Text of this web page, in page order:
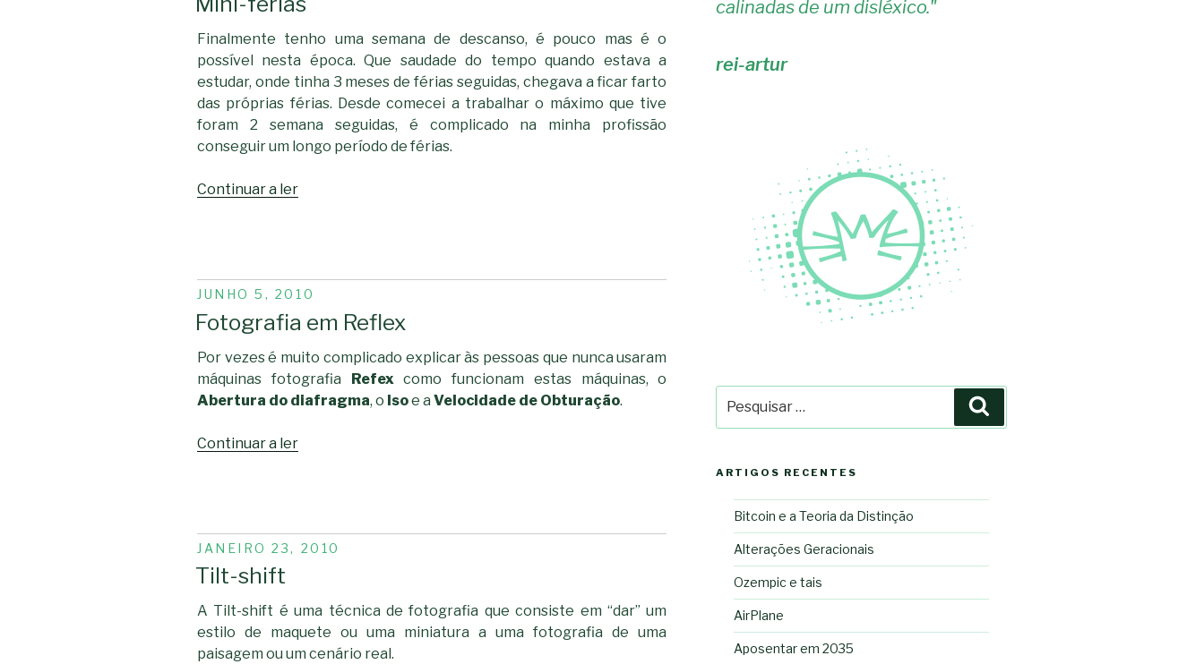
Finalmente tenho uma semana de descanso, é pouco mas é o
possível nesta época. Que saudade do tempo quando estava a
estudar, onde tinha 3 meses de férias seguidas, chegava a ficar farto
das próprias férias. Desde comecei a trabalhar o máximo que tive
foram 2 semana seguidas, é complicado na minha profissão
conseguir um longo período de férias.
Continuar a ler“Mini-
PUBLICADO
EM
JUNHO 5, 2010
Fotografia em Reflex
Por vezes é muito complicado explicar às pessoas que nunca usaram
máquinas fotografia Refex como funcionam estas máquinas, o
Abertura do diafragma, o Isoe a Velocidade de Obturação.
Continuar a ler“Fotografia
PUBLICADO
EM
JANEIRO 23, 2010
Tilt-shift
A Tilt-shift é uma técnica de fotografia que consiste em “dar” um
estilo de maquete ou uma miniatura a uma fotografia de uma
paisagem ou um cenário real.
calinadas de um disléxico."
rei-artur
por:
ARTIGOS RECENTES
Bitcoin e a Teoria da Distinção
Alterações Geracionais
Ozempic e tais
AirPlane
Aposentar em 2035